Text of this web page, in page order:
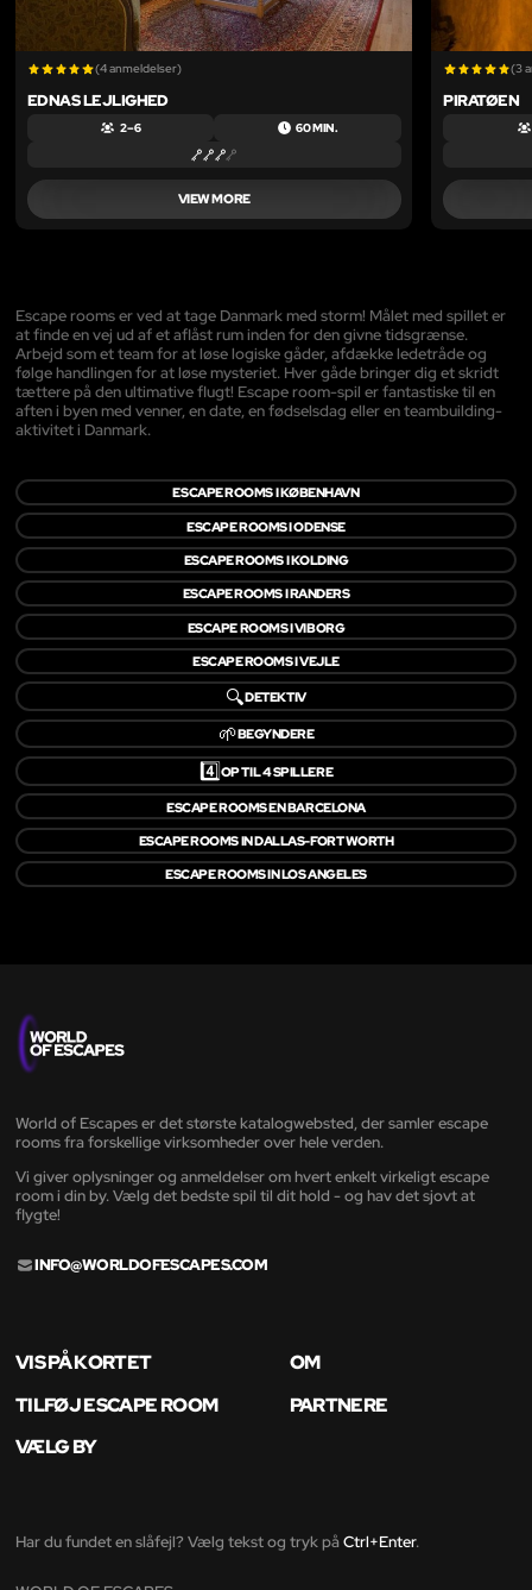
(4 anmeldelser)
EDNAS LEJLIGHED
2 – 6 60 MIN.
VIEW MORE
(3
PIRATØEN
Escape rooms er ved at tage Danmark med storm! Målet med spillet er
at finde en vej ud af et aflåst rum inden for den givne tidsgrænse.
Arbejd som et team for at løse logiske gåder, afdække ledetråde og
følge handlingen for at løse mysteriet. Hver gåde bringer dig et skridt
tættere på den ultimative flugt! Escape room-spil er fantastiske til en
aften i byen med venner, en date, en fødselsdag eller en teambuilding-
aktivitet i Danmark.
ESCAPE ROOMS I KØBENHAVN
ESCAPE ROOMS I ODENSE
ESCAPE ROOMS I KOLDING
ESCAPE ROOMS I RANDERS
ESCAPE ROOMS I VIBORG
ESCAPE ROOMS I VEJLE
🔍DETEKTIV
🌱BEGYNDERE
4️⃣OP TIL 4 SPILLERE
ESCAPE ROOMS EN BARCELONA
ESCAPE ROOMS IN DALLAS-FORT WORTH
ESCAPE ROOMS IN LOS ANGELES
World of Escapes er det største katalogwebsted, der samler escape
rooms fra forskellige virksomheder over hele verden.
Vi giver oplysninger og anmeldelser om hvert enkelt virkeligt escape
room i din by. Vælg det bedste spil til dit hold - og hav det sjovt at
flygte!
INFO@WORLDOFESCAPES.COM
VIS PÅ KORTET
OM
TILFØJ ESCAPE ROOM
PARTNERE
VÆLG BY
Har du fundet en slåfejl? Vælg tekst og tryk på Ctrl+Enter.